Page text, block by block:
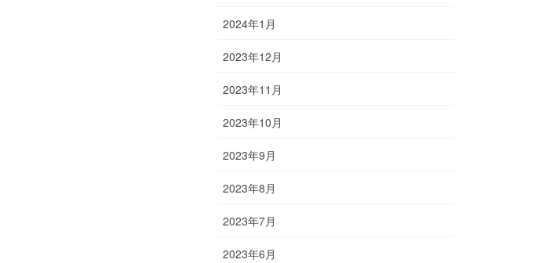
2024年1月
2023年12月
2023年11月
2023年10月
2023年9月
2023年8月
2023年7月
2023年6月